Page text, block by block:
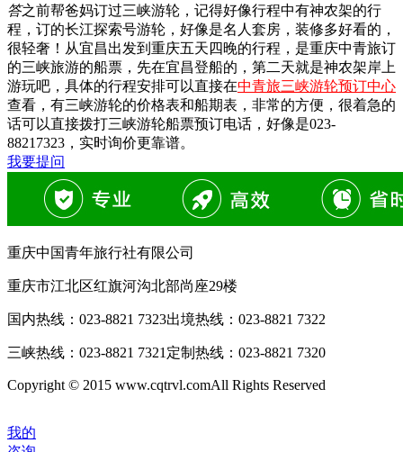
答之前帮爸妈订过三峡游轮，记得好像行程中有神农架的行
程，订的长江探索号游轮，好像是名人套房，装修多好看的，
很轻奢！从宜昌出发到重庆五天四晚的行程，是重庆中青旅订
的三峡旅游的船票，先在宜昌登船的，第二天就是神农架岸上
游玩吧，具体的行程安排可以直接在中青旅三峡游轮预订中心
查看，有三峡游轮的价格表和船期表，非常的方便，很着急的
话可以直接拨打三峡游轮船票预订电话，好像是023-
88217323，实时询价更靠谱。
我要提问
重庆中国青年旅行社有限公司
重庆市江北区红旗河沟北部尚座29楼
国内热线： 023-8821 7323出境热线： 023-8821 7322
三峡热线： 023-8821 7321 定制热线： 023-8821 7320
Copyright © 2015 www.cqtrvl.comAll Rights Reserved
我的